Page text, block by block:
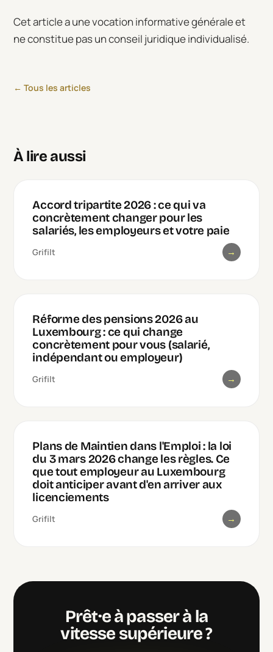
Cet article a une vocation informative générale et
ne constitue pas un conseil juridique individualisé.
← Tous les articles
À lire aussi
Accord tripartite 2026 : ce qui va
concrètement changer pour les
salariés, les employeurs et votre paie
Grifilt →
Réforme des pensions 2026 au
Luxembourg : ce qui change
concrètement pour vous (salarié,
indépendant ou employeur)
Grifilt →
Plans de Maintien dans l'Emploi : la loi
du 3 mars 2026 change les règles. Ce
que tout employeur au Luxembourg
doit anticiper avant d'en arriver aux
licenciements
Grifilt →
Prêt·e à passer à la
vitesse supérieure ?